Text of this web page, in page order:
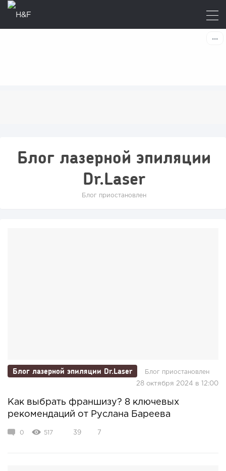
Блог лазерной эпиляции
Dr.Laser
Блог приостановлен
Блог лазерной эпиляции Dr.Laser Блог приостановлен
28 октября 2024 в 12:00
Как выбрать франшизу? 8 ключевых
рекомендаций от Руслана Бареева
0 517 39 7